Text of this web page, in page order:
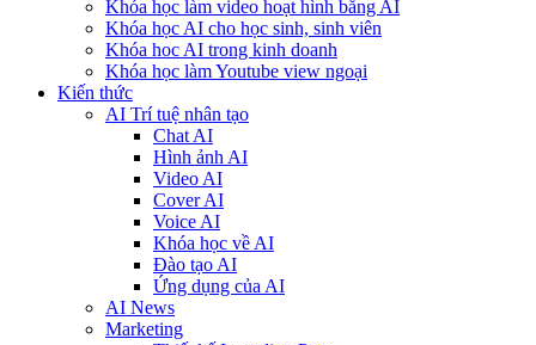
Khóa học làm video hoạt hình bằng AI
Khóa học AI cho học sinh, sinh viên
Khóa hoc AI trong kinh doanh
Khóa học làm Youtube view ngoại
Kiến thức
AI Trí tuệ nhân tạo
Chat AI
Hình ảnh AI
Video AI
Cover AI
Voice AI
Khóa học về AI
Đào tạo AI
Ứng dụng của AI
AI News
Marketing